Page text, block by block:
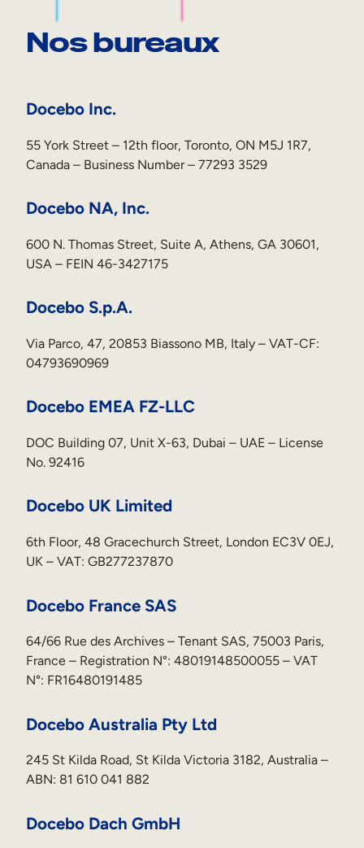
Nos bureaux
Docebo Inc.
55 York Street – 12th floor, Toronto, ON M5J 1R7,
Canada – Business Number – 77293 3529
Docebo NA, Inc.
600 N. Thomas Street, Suite A, Athens, GA 30601,
USA – FEIN 46-3427175
Docebo S.p.A.
Via Parco, 47, 20853 Biassono MB, Italy – VAT-CF:
04793690969
Docebo EMEA FZ-LLC
DOC Building 07, Unit X-63, Dubai – UAE – License
No. 92416
Docebo UK Limited
6th Floor, 48 Gracechurch Street, London EC3V 0EJ,
UK – VAT: GB277237870
Docebo France SAS
64/66 Rue des Archives – Tenant SAS, 75003 Paris,
France – Registration N°: 48019148500055 – VAT
N°: FR16480191485
Docebo Australia Pty Ltd
245 St Kilda Road, St Kilda Victoria 3182, Australia –
ABN: 81 610 041 882
Docebo Dach GmbH